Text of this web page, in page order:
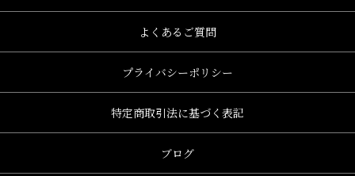
よくあるご質問
プライバシーポリシー
特定商取引法に基づく表記
ブログ